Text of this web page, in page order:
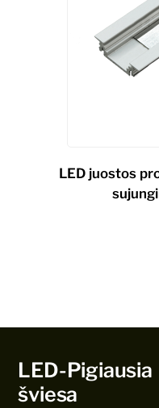
LED juostos
LED-Pigiausia
šviesa